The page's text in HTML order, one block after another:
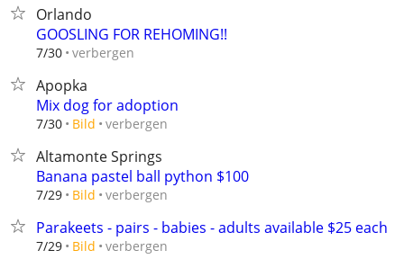
Orlando
GOOSLING FOR REHOMING!!
7/30 verbergen
Apopka
Mix dog for adoption
7/30 Bild verbergen
Altamonte Springs
Banana pastel ball python $100
7/29 Bild verbergen
Parakeets - pairs - babies - adults available $25 each
7/29 Bild verbergen